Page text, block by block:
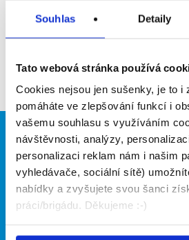
Souhlas Detaily
Tato webová stránka používá
Cookies nejsou jen sušenky, je to i
pomáháte ve zlepšování funkcí i
vašemu souhlasu s využíváním
návštěvnosti, analýzy,
personalizaci reklam nám i našim
vyhledávače, sociální sítě)
nabídky a zvyšujete svou šanci
práci/brigádu. Děkujeme :-)
Zpět
Brigádníci
Články
Hledané brigády